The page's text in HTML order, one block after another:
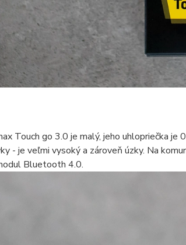
Touch go 3.0 je malý, jeho uhlopriečka
- je veľmi vysoký a zároveň úzky. Na
Bluetooth 4.0.